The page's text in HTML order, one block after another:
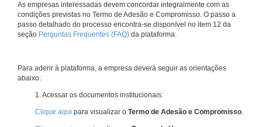
As empresas interessadas devem concordar integralmente com as
condições previstas no Termo de Adesão e Compromisso. O passo a
passo detalhado do processo encontra-se disponível no item 12 da
seção Perguntas Frequentes (FAQ) da plataforma.
Para aderir à plataforma, a empresa deverá seguir as orientações
abaixo:
1. Acessar os documentos institucionais:
Clique aqui para visualizar o Termo de Adesão e Compromisso.